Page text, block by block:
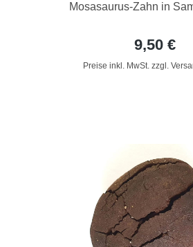
Mosasaurus-Zahn in
9,50 €
Preise inkl. MwSt. zzgl.